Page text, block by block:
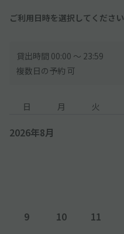
ご利用日時を選択してください
貸出時間 00:00 〜 23:59
複数日の予約 可
日 月 火
2026年8月
9 10 11